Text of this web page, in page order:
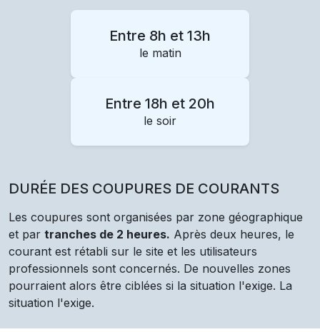
Entre 8h et 13h
le matin
Entre 18h et 20h
le soir
DURÉE DES COUPURES DE COURANTS
Les coupures sont organisées par zone géographique
et par tranches de 2 heures. Après deux heures, le
courant est rétabli sur le site et les utilisateurs
professionnels sont concernés. De nouvelles zones
pourraient alors être ciblées si la situation l'exige. La
situation l'exige.